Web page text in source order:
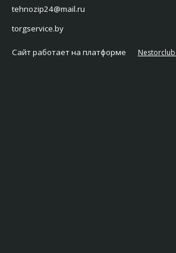
tehnozip24@mail.ru
torgservice.by
Сайт работает на платформе